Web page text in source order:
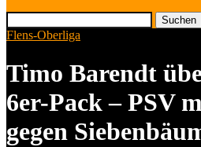
Suchen
Flens-Oberliga
Timo Barendt
6er-Pack – PSV
gegen